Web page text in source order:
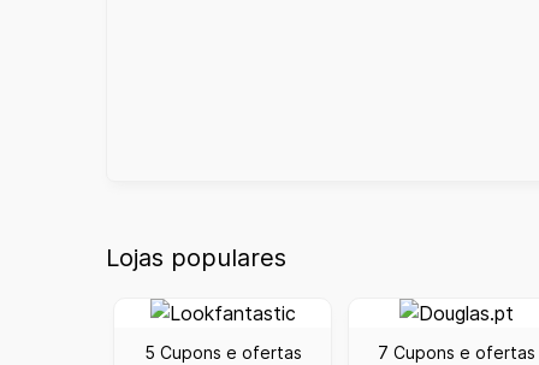
Lojas populares
5 Cupons e ofertas
7 Cupons e ofertas